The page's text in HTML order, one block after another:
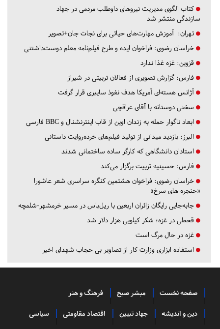
کتاب الگوی مدیریت نیروهای داوطلب مردمی در جهاد
سازندگی منتشر شد
تهران: آموزش مهارت‌های حیاتی برای نجات جان+تصویر
خراسان رضوی: فراخوان ایده و طرح فیلم‌نامه معلم دوست‌داشتنی
قزوین: غزه غذا ندارد
فارس: گزارش تصویری از فعالان تربیتی در شیراز
آژانس هسته‌ای آمریکا هدف نفوذ سایبری قرار گرفت
سخنی دوستانه با آقای عراقچی
ابعاد ناگوار حمله به زندان اوین از قاب اینترنشنال و BBC فارسی
البرز: بازدید میدانی از تولید فیلم‌های خرده‌روایت داستانی
استادان دانشگاهی که کارگر ساده ساختمانی شدند
فارس: حسینیه تربیت برگزار می‌کند
خراسان رضوی: فراخوان هشتمین کنگره سراسری شعر عاشورا
«حنجره های سرخ»
جابه‌جایی رایگان زائران اربعین با ریل‌باس در مسیر خرمشهر-شلمچه
قحطی در غزه؛ شکر کیلویی هزار دلار شد
غزه در حال مرگ است
استفاده ابزاری وزارت کار از تصاویر بی حجاب شهدای اخیر
صفحه نخست مبشر صبح فرهنگ و هنر
دین و اندیشه جهاد تبیین اقتصاد مقاومتی سیاسی